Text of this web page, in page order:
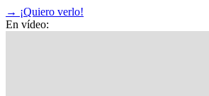
→ ¡Quiero verlo!
En vídeo: